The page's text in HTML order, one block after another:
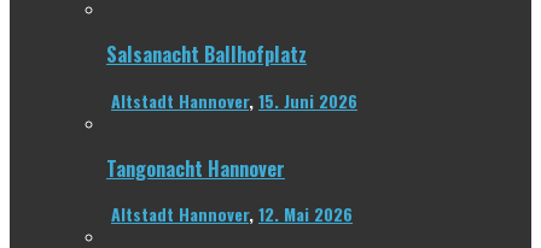
Salsanacht Ballhofplatz
Altstadt Hannover,15. Juni 2026
Tangonacht Hannover
Altstadt Hannover,12. Mai 2026